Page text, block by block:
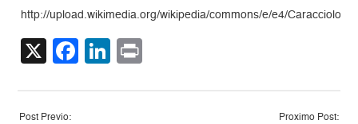
http://upload.wikimedia.org/wikipedia/commons/e/e4/
X Facebook
LinkedIn
Post Previo: Proximo Post: